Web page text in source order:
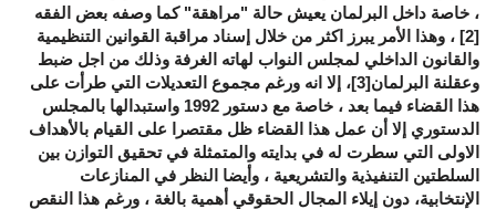
، خاصة داخل البرلمان يعيش حالة "مراهقة" كما وصفه بعض الفقه
[2] ، وهذا الأمر يبرز اكثر من خلال إسناد مراقبة القوانين التنظيمية
والقانون الداخلي لمجلس النواب لهاته الغرفة وذلك من اجل ضبط
وعقلنة البرلمان[3]، إلا انه ورغم مجموع التعديلات التي طرأت على
هذا القضاء فيما بعد ، خاصة مع دستور 1992 واستبدالها بالمجلس
الدستوري إلا أن عمل هذا القضاء ظل مقتصرا على القيام بالأهداف
الاولى التي سطرت له في بدايته والمتمثلة في تحقيق التوازن بين
السلطتين التنفيذية والتشريعية ، وأيضا النظر في المنازعات
الإنتخابية، دون إيلاء المجال الحقوقي أهمية بالغة ، ورغم هذا النقص